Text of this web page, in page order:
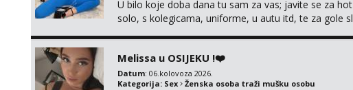
U bilo koje doba dana tu sam za vas; javite se za
solo, s kolegicama, uniforme, u autu itd, te za gole
Melissa u OSIJEKU !❤️
Datum: 06.kolovoza 2026.
Kategorija: Sex Ženska osoba traži mušku osobu